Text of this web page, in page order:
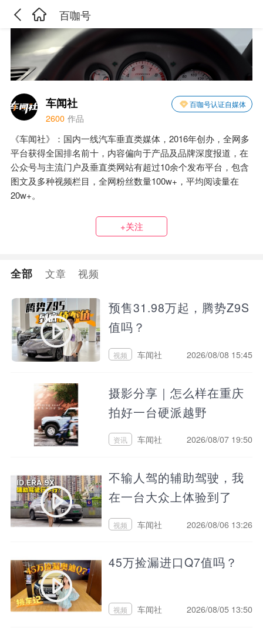
百咖号
车闻社 百咖号认证自媒体
2600 作品
《车闻社》：国内一线汽车垂直类媒体，2016年创办，全网多
平台获得全国排名前十，内容偏向于产品及品牌深度报道，在
公众号与主流门户及垂直类网站有超过10余个发布平台，包含
图文及多种视频栏目，全网粉丝数量100w+，平均阅读量在
20w+。
+关注
全部 文章 视频
预售31.98万起，腾势Z9S
值吗？
视频 车闻社 2026/08/08 15:45
摄影分享｜怎么样在重庆
拍好一台硬派越野
资讯 车闻社 2026/08/07 19:50
不输人驾的辅助驾驶，我
在一台大众上体验到了
视频 车闻社 2026/08/06 13:26
45万捡漏进口Q7值吗？
视频 车闻社 2026/08/05 13:50